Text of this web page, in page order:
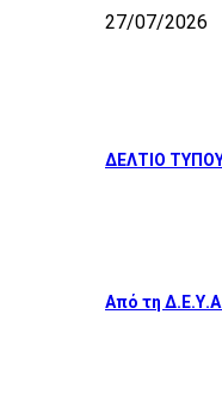
27/07/2026
ΔΕΛΤΙΟ
Από τη